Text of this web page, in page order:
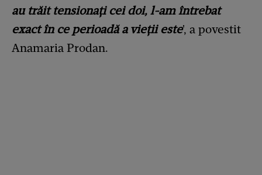
au trăit tensionați cei doi, l-am întrebat
exact în ce perioadă a vieții este', a povestit
Anamaria Prodan.